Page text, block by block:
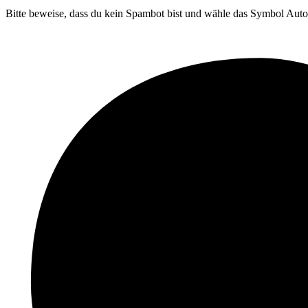
Bitte beweise, dass du kein Spambot bist und wähle das Symbol Auto